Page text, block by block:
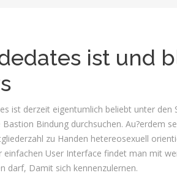
ist und
ist derzeit eigentumlich beliebt unter den
Bindung durchsuchen. Au?erdem
zu Handen hetereosexuell
einfachen User Interface findet man mit
darf, Damit sich kennenzulernen.